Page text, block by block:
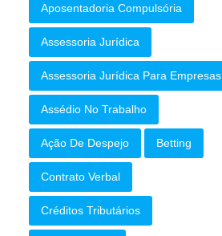
Aposentadoria Compulsória
Assessoria Jurídica
Assessoria Jurídica Para Empresas
Assédio No Trabalho
Ação De Despejo Betting
Contrato Verbal
Créditos Tributários